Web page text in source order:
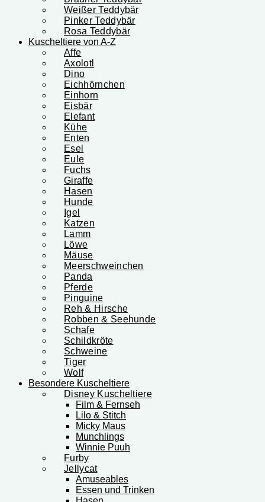
Weißer Teddybär
Pinker Teddybär
Rosa Teddybär
Kuscheltiere von A-Z
Affe
Axolotl
Dino
Eichhörnchen
Einhorn
Eisbär
Elefant
Kühe
Enten
Esel
Eule
Fuchs
Giraffe
Hasen
Hunde
Igel
Katzen
Lamm
Löwe
Mäuse
Meerschweinchen
Panda
Pferde
Pinguine
Reh & Hirsche
Robben & Seehunde
Schafe
Schildkröte
Schweine
Tiger
Wolf
Besondere Kuscheltiere
Disney Kuscheltiere
Film & Fernseh
Lilo & Stitch
Micky Maus
Munchlings
Winnie Puuh
Furby
Jellycat
Amuseables
Essen und Trinken